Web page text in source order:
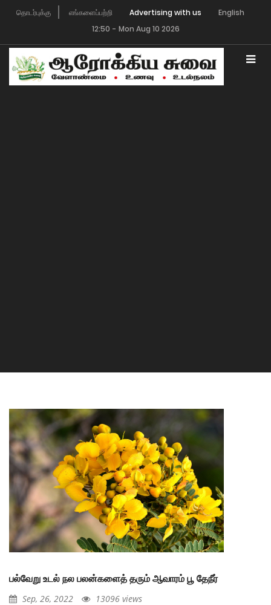
தொடர்புக்கு எங்களைப்பற்றி
English
12:50 - Mon Aug 10 2026
பல்வேறு உடல் நல பலன்களைத் தரும் ஆவாரம் பூ தேநீர்
Sep, 26, 2022 13096 views